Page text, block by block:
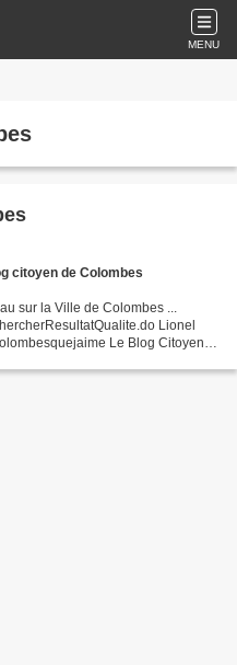
MENU
citoyen de Colombes
sur la Ville de Colombes ...
Lionel
Le Blog Citoyen